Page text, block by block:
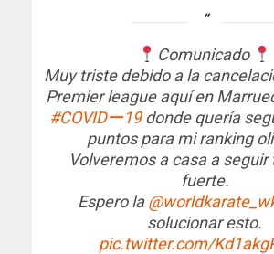
Comunicado
Muy triste debido a la
Premier league aquí en
#COVIDー19donde quería
puntos para mi ranking
Volveremos a casa a seguir
fuerte.
Espero la
solucionar esto.
pic.twitter.com/